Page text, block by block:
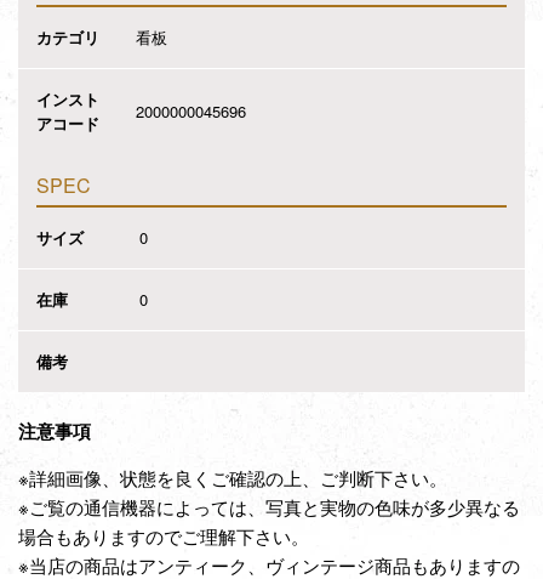
カテゴリ 看板
インスト
アコード
2000000045696
SPEC
サイズ 0
在庫 0
備考
注意事項
※詳細画像、状態を良くご確認の上、ご判断下さい。
※ご覧の通信機器によっては、写真と実物の色味が多少異なる
場合もありますのでご理解下さい。
※当店の商品はアンティーク、ヴィンテージ商品もありますの